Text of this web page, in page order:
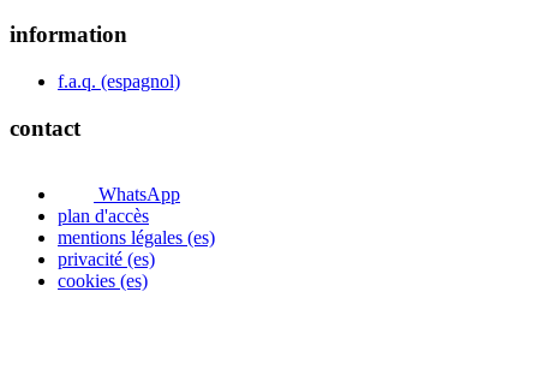
information
f.a.q. (espagnol)
contact
WhatsApp
plan d'accès
mentions légales (es)
privacité (es)
cookies (es)